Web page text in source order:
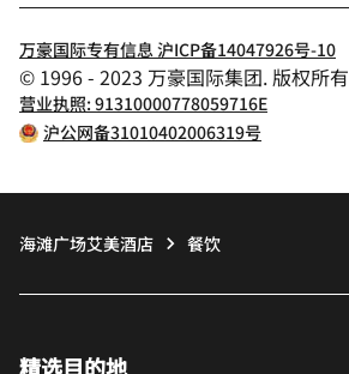
万豪国际专有信息 沪ICP备14047926号-10
© 1996 - 2023 万豪国际集团. 版权所有
营业执照: 91310000778059716E
沪公网备31010402006319号
海滩广场艾美酒店 餐饮
精选目的地